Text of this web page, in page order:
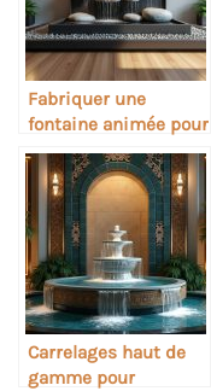
Fabriquer une
fontaine animée pour
décoration intérieure
Carrelages haut de
gamme pour